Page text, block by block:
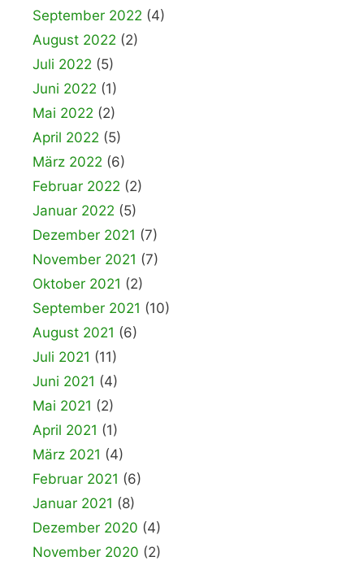
September 2022 (4)
August 2022 (2)
Juli 2022 (5)
Juni 2022 (1)
Mai 2022 (2)
April 2022 (5)
März 2022 (6)
Februar 2022 (2)
Januar 2022 (5)
Dezember 2021 (7)
November 2021 (7)
Oktober 2021 (2)
September 2021 (10)
August 2021 (6)
Juli 2021 (11)
Juni 2021 (4)
Mai 2021 (2)
April 2021 (1)
März 2021 (4)
Februar 2021 (6)
Januar 2021 (8)
Dezember 2020 (4)
November 2020 (2)